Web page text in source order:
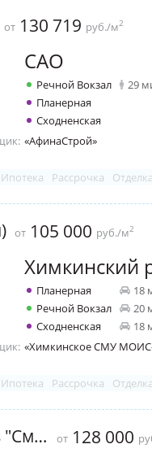
от 130 719 руб./м2
САО
Речной Вокзал
29
Планерная
Сходненская
«АфинаСтрой»
Ипотека Рассрочка
от 105 000 руб./м2
Химкинский
Планерная
18
Речной Вокзал
20
Сходненская
18
«Химкинское СМУ
Ипотека Рассрочка
Комплекс апартаментов "Смольная, 44" от 128 000